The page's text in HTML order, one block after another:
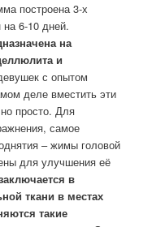
построена 3-х
6-10 дней.
на
и
с опытом
деле вместить эти
просто. Для
самое
– жимы головой
для улучшения её
в
ткани в местах
такие